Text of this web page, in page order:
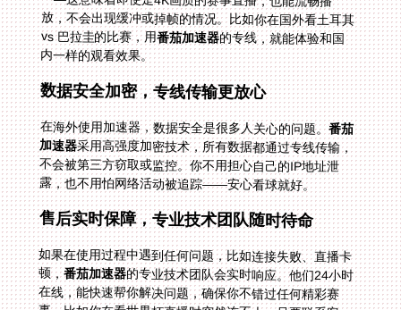
vs 巴拉圭的比赛，用番茄加速器的专线，就能体验和国
内一样的观看效果。
数据安全加密，专线传输更放心
在海外使用加速器，数据安全是很多人关心的问题。番茄
加速器采用高强度加密技术，所有数据都通过专线传输，
不会被第三方窃取或监控。你不用担心自己的IP地址泄
露，也不用怕网络活动被追踪——安心看球就好。
售后实时保障，专业技术团队随时待命
如果在使用过程中遇到任何问题，比如连接失败、直播卡
顿，番茄加速器的专业技术团队会实时响应。他们24小时
在线，能快速帮你解决问题，确保你不错过任何精彩赛
事。比如你在看世界杯直播时突然连不上，只要联系客